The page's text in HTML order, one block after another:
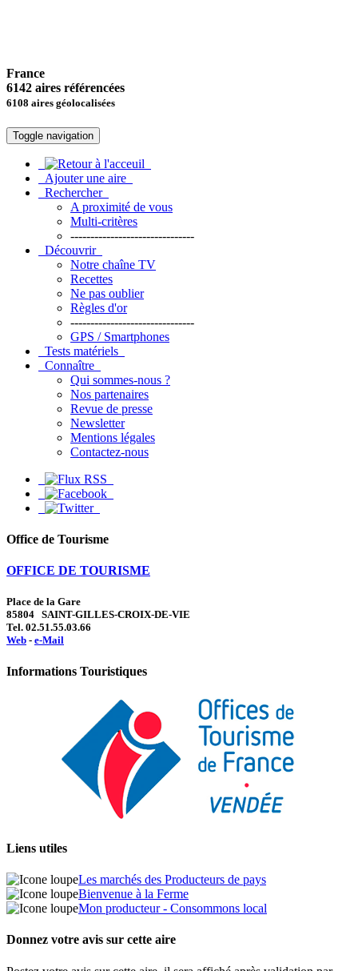
France
6142 aires référencées
6108 aires géolocalisées
Toggle navigation
Ajouter une aire
Rechercher
A proximité de vous
Multi-critères
-------------------------------
Découvrir
Notre chaîne TV
Recettes
Ne pas oublier
Règles d'or
-------------------------------
GPS / Smartphones
Tests matériels
Connaître
Qui sommes-nous ?
Nos partenaires
Revue de presse
Newsletter
Mentions légales
Contactez-nous
Office de Tourisme
OFFICE DE TOURISME
Place de la Gare
85804 SAINT-GILLES-CROIX-DE-VIE
Tel. 02.51.55.03.66
Web - e-Mail
Informations Touristiques
Liens utiles
Les marchés des Producteurs de pays
Bienvenue à la Ferme
Mon producteur - Consommons local
Donnez votre avis sur cette aire